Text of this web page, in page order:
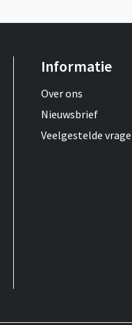
Informatie
Over ons
Nieuwsbrief
Veelgestelde